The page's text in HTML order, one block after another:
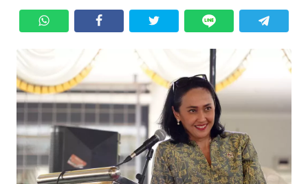
TOKOH
Informasi
INDEKS
BERITA
KONTAK
KAMI
INFO